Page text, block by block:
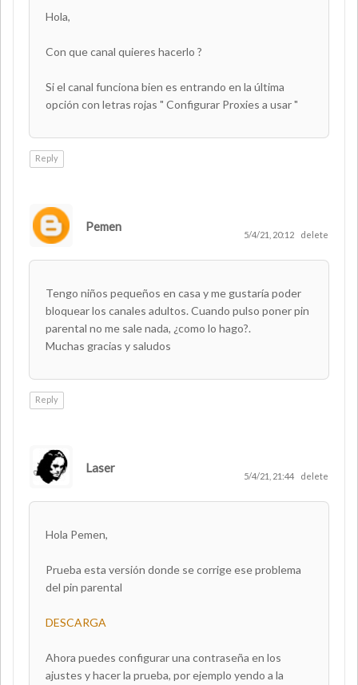
Hola,
Con que canal quieres hacerlo ?
Si el canal funciona bien es entrando en la última
opción con letras rojas " Configurar Proxies a usar "
Reply
Pemen
5/4/21, 20:12 delete
Tengo niños pequeños en casa y me gustaría poder
bloquear los canales adultos. Cuando pulso poner pin
parental no me sale nada, ¿como lo hago?.
Muchas gracias y saludos
Reply
Laser
5/4/21, 21:44 delete
Hola Pemen,
Prueba esta versión donde se corrige ese problema
del pin parental
DESCARGA
Ahora puedes configurar una contraseña en los
ajustes y hacer la prueba, por ejemplo yendo a la